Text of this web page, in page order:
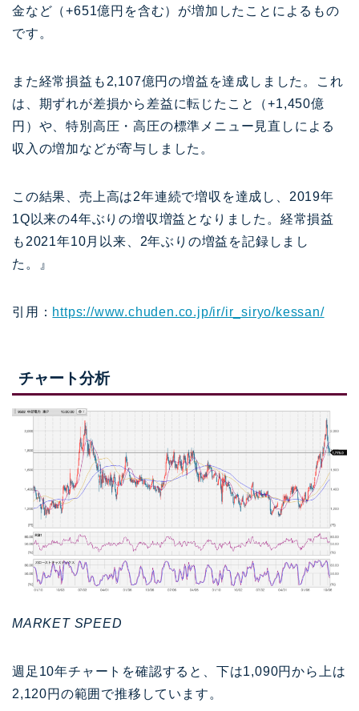
金など（+651億円を含む）が増加したことによるもの
です。
また経常損益も2,107億円の増益を達成しました。これ
は、期ずれが差損から差益に転じたこと（+1,450億
円）や、特別高圧・高圧の標準メニュー見直しによる
収入の増加などが寄与しました。
この結果、売上高は2年連続で増収を達成し、2019年
1Q以来の4年ぶりの増収増益となりました。経常損益
も2021年10月以来、2年ぶりの増益を記録しまし
た。』
引用： https://www.chuden.co.jp/ir/ir_siryo/kessan/
チャート分析
MARKET SPEED
週足10年チャートを確認すると、下は1,090円から上は
2,120円の範囲で推移しています。